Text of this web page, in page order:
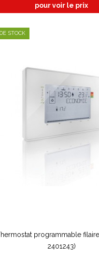
pour voir le prix
programmable
2401243)
STOCK